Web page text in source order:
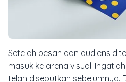
Setelah pesan dan audiens
masuk ke arena visual. Ingatlah
telah disebutkan sebelumnya.